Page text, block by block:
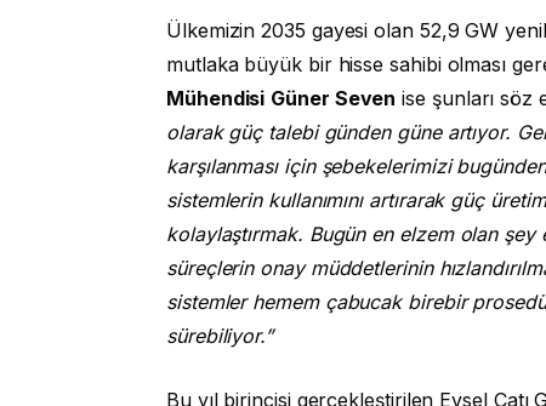
Ülkemizin 2035 gayesi olan 52,9 GW
mutlaka büyük bir hisse sahibi olması
Mühendisi Güner Seven ise şunları söz
olarak güç talebi günden güne artıyor.
karşılanması için şebekelerimizi
sistemlerin kullanımını artırarak güç
kolaylaştırmak. Bugün en elzem olan
süreçlerin onay müddetlerinin
sistemler hemem çabucak birebir
sürebiliyor.”
Bu yıl birincisi gerçekleştirilen Evsel Çatı